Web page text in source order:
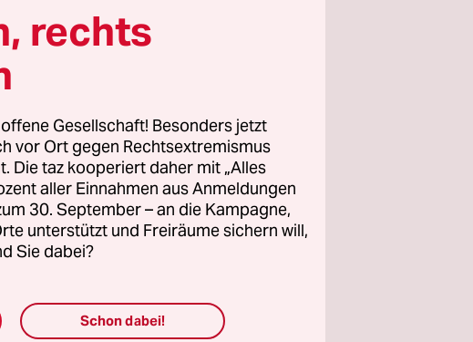
Vorwurf gegen
Denn die
Woche auf
mit einem
des
der taz vorliegt,
als auch die
Anna Jendrny
Sie gehört
ein
rechts
Gesellschaft! Besonders jetzt
vor Ort gegen Rechtsextremismus
Die taz kooperiert daher mit „Alles
aller Einnahmen aus Anmeldungen
30. September – an die Kampagne,
unterstützt und Freiräume sichern will,
Sie dabei?
Schon dabei!